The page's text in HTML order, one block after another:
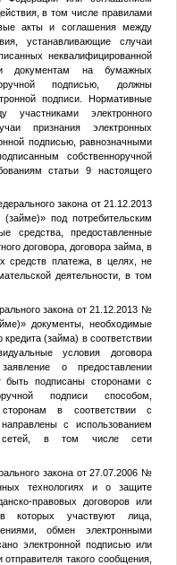
в том числе правилами
акты и соглашения между
устанавливающие случаи
неквалифицированной
документам на бумажных
подписью, должны
подписи. Нормативные
электронного
признания электронных
подписью, равнозначными
собственноручной
статьи 9 настоящего
закона от 21.12.2013
под потребительским
средства, предоставленные
договора, договора займа, в
средств платежа, в целях, не
деятельности, в том
закона от 21.12.2013 №
документы, необходимые
кредита (займа) в соответствии
условия договора
о предоставлении
быть подписаны сторонами с
подписи способом,
в соответствии с
с использованием
сетей, в том числе сети
закона от 27.07.2006 №
технологиях и о защите
правовых договоров или
которых участвуют лица,
обмен электронными
электронной подписью или
такого сообщения,